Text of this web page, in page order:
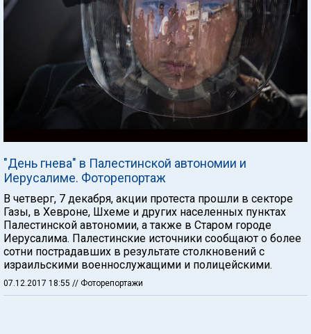
"День гнева" в Палестинской автономии и
Иерусалиме. Фоторепортаж
В четверг, 7 декабря, акции протеста прошли в секторе
Газы, в Хевроне, Шхеме и других населенных пунктах
Палестинской автономии, а также в Старом городе
Иерусалима. Палестинские источники сообщают о более
сотни пострадавших в результате столкновений с
израильскими военнослужащими и полицейскими.
07.12.2017 18:55 // Фоторепортажи